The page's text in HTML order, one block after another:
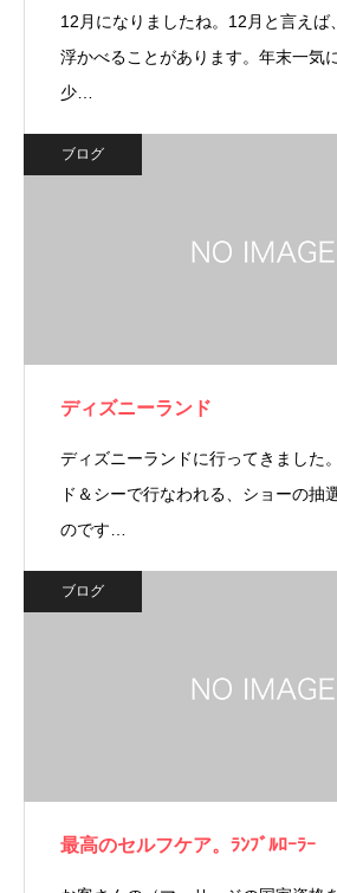
12月になりましたね。12月と言えば
浮かべることがあります。年末一気
少…
ブログ
ディズニーランド
ディズニーランドに行ってきました
ド＆シーで行なわれる、ショーの抽
のです…
ブログ
最高のセルフケア。ﾗﾝﾌﾞﾙﾛｰﾗｰ